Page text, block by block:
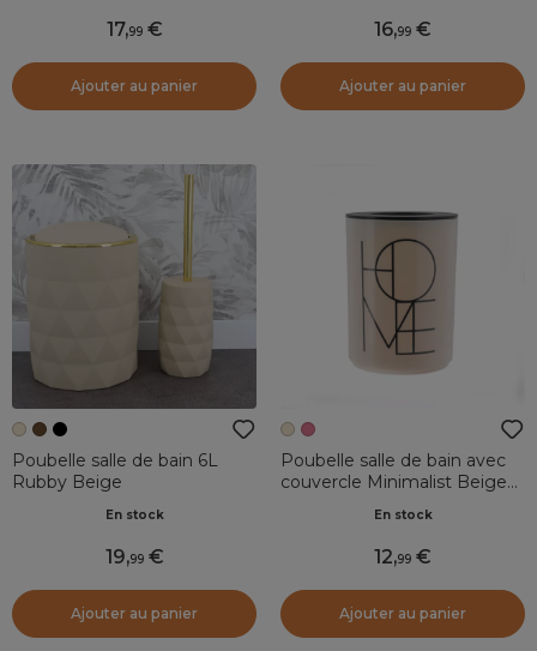
17,99
Ajouter au panier
16,99
Ajouter au panier
Poubelle salle de bain 6L
Rubby Beige
En stock
19,99
Ajouter au panier
Poubelle salle de bain avec
couvercle Minimalist Beige
En stock
12,99
Ajouter au panier